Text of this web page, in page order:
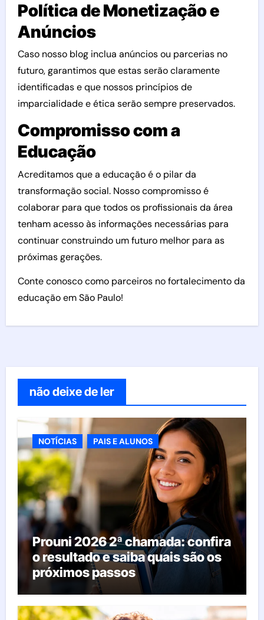
Política de Monetização e
Anúncios
Caso nosso blog inclua anúncios ou parcerias no
futuro, garantimos que estas serão claramente
identificadas e que nossos princípios de
imparcialidade e ética serão sempre preservados.
Compromisso com a
Educação
Acreditamos que a educação é o pilar da
transformação social. Nosso compromisso é
colaborar para que todos os profissionais da área
tenham acesso às informações necessárias para
continuar construindo um futuro melhor para as
próximas gerações.
Conte conosco como parceiros no fortalecimento da
educação em São Paulo!
não deixe de ler
NOTÍCIAS PAIS E ALUNOS
Prouni 2026 2ª chamada: confira
o resultado e saiba quais são os
próximos passos